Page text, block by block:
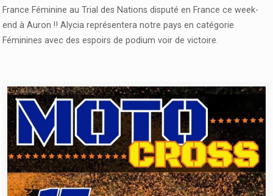
France Féminine au Trial des Nations disputé en France ce week-
end à Auron ‼️ Alycia représentera notre pays en catégorie
Féminines avec des espoirs de podium voir de victoire.